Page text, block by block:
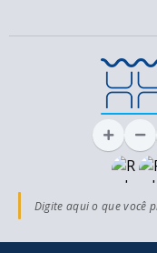
Digite aqui o que você